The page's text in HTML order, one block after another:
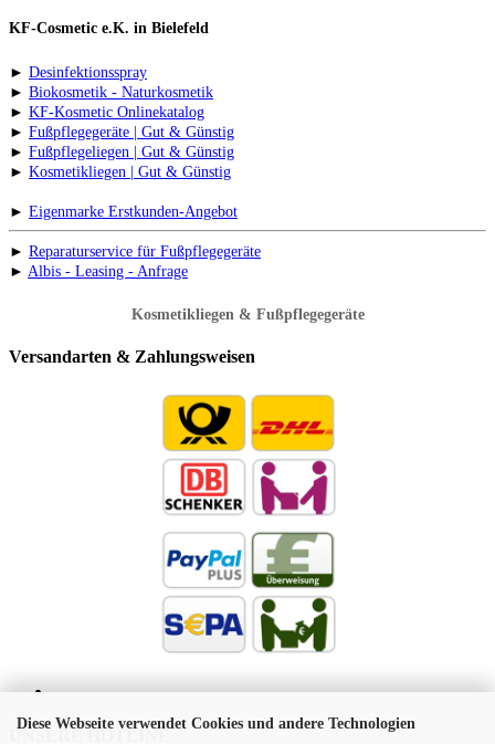
Diese Webseite verwendet Cookies und andere Technologien
KF-Cosmetic e.K. in Bielefeld
► Desinfektionsspray
► Biokosmetik - Naturkosmetik
► KF-Kosmetic Onlinekatalog
► Fußpflegegeräte | Gut & Günstig
► Fußpflegeliegen | Gut & Günstig
► Kosmetikliegen | Gut & Günstig
► Eigenmarke Erstkunden-Angebot
► Reparaturservice für Fußpflegegeräte
► Albis - Leasing - Anfrage
Kosmetikliegen & Fußpflegegeräte
Versandarten & Zahlungsweisen